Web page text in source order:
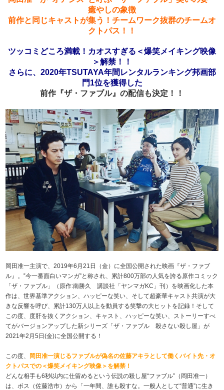
癒やしの象徴
前作と同じキャストが集う！チームワーク抜群のチームオ
クトパス！！
ツッコミどころ満載！カオスすぎる＜爆笑メイキング映像
＞解禁！！
さらに、2020年TSUTAYA年間レンタルランキング邦画部
門1位を獲得した
前作『ザ・ファブル』の配信も決定！！
岡田准一主演で、2019年6月21日（金）に全国公開された映画『ザ・ファブ
ル』。‟今一番面白いマンガ”と称され、累計800万部の人気を誇る原作コミック
「ザ・ファブル」（原作:南勝久 講談社「ヤンマガKC」刊）を映画化した本
作は、世界基準アクション、ハッピーな笑い、そして超豪華キャスト共演が大
きな反響を呼び、累計130万人以上を動員する笑撃の大ヒットを記録！そして
この度、度肝を抜くアクション、キャスト、ハッピーな笑い、ストーリーすべ
てがバージョンアップした新シリーズ「ザ・ファブル 殺さない殺し屋」が
2021年2月5日(金)に全国公開する！
この度、 岡田准一演じるファブルが偽名の佐藤アキラとして働くバイト先・オ
クトパスでの＜爆笑メイキング映像＞を解禁！
どんな相手も6秒以内に仕留めるという伝説の殺し屋“ファブル”（岡田准一）
は、ボス（佐藤浩市）から「一年間、誰も殺すな。一般人として“普通”に生き